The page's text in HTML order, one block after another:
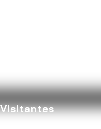
Visitantes